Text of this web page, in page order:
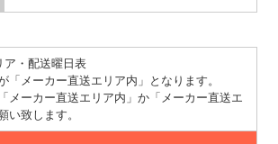
ア・配送曜日表
「メーカー直送エリア内」となります。
メーカー直送エリア内」か「メーカー直送エ
い致します。